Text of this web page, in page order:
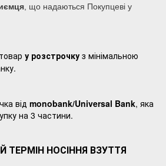
, що надаються Покупцеві у
у розстрочку з мінімальною
від monobank/Universal Bank, яка
на 3 частини.
ТЕРМІН НОСІННЯ ВЗУТТЯ